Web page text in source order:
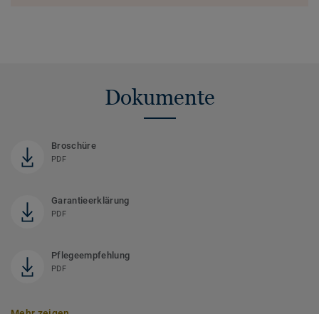
Dokumente
Broschüre
PDF
Garantieerklärung
PDF
Pflegeempfehlung
PDF